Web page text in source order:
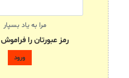
مرا به یاد بسپار
رمز عبورتان را